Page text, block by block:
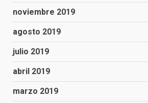
noviembre 2019
agosto 2019
julio 2019
abril 2019
marzo 2019